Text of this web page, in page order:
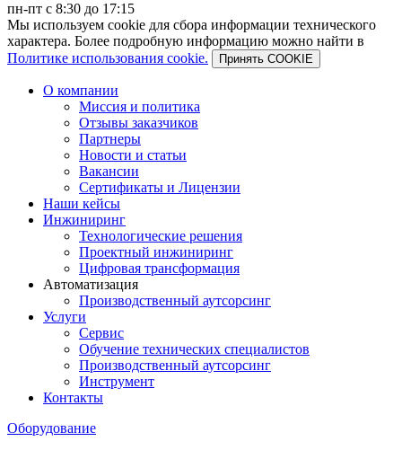
пн-пт с 8:30 до 17:15
Мы используем cookie для сбора информации технического
характера. Более подробную информацию можно найти в
Политике использования cookie.
Принять COOKIE
О компании
Миссия и политика
Отзывы заказчиков
Партнеры
Новости и статьи
Вакансии
Сертификаты и Лицензии
Наши кейсы
Инжиниринг
Технологические решения
Проектный инжиниринг
Цифровая трансформация
Автоматизация
Производственный аутсорсинг
Услуги
Сервис
Обучение технических специалистов
Производственный аутсорсинг
Инструмент
Контакты
Оборудование